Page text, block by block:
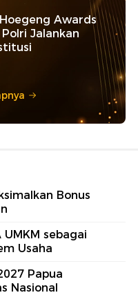
Awards
Jalankan
Bonus
sebagai
Usaha
Papua
Nasional